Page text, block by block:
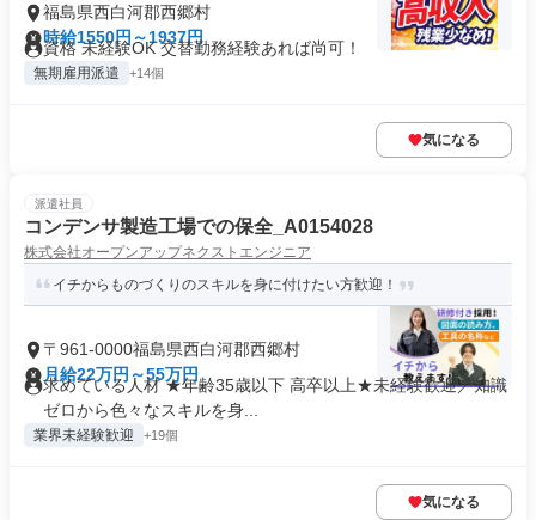
福島県西白河郡西郷村
時給1550円～1937円
資格 未経験OK 交替勤務経験あれば尚可！
無期雇用派遣 +14個
気になる
派遣社員
コンデンサ製造工場での保全_A0154028
株式会社オープンアップネクストエンジニア
イチからものづくりのスキルを身に付けたい方歓迎！
〒961-0000福島県西白河郡西郷村
月給22万円～55万円
求めている人材 ★年齢35歳以下 高卒以上★未経験歓迎／知識
ゼロから色々なスキルを身...
業界未経験歓迎 +19個
気になる